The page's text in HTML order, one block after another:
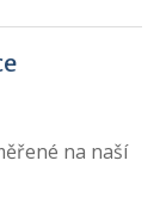
na naší